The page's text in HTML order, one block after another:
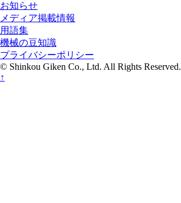
お知らせ
メディア掲載情報
用語集
機械の豆知識
プライバシーポリシー
© Shinkou Giken Co., Ltd. All Rights Reserved.
↑